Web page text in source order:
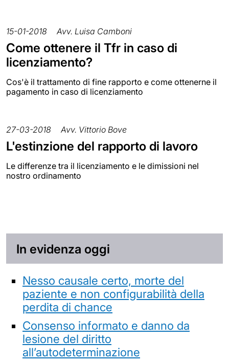
15-01-2018 Avv. Luisa Camboni
Come ottenere il Tfr in caso di
licenziamento?
Cos'è il trattamento di fine rapporto e come ottenerne il
pagamento in caso di licenziamento
27-03-2018 Avv. Vittorio Bove
L'estinzione del rapporto di lavoro
Le differenze tra il licenziamento e le dimissioni nel
nostro ordinamento
In evidenza oggi
Nesso causale certo, morte del
paziente e non configurabilità della
perdita di chance
Consenso informato e danno da
lesione del diritto
all’autodeterminazione